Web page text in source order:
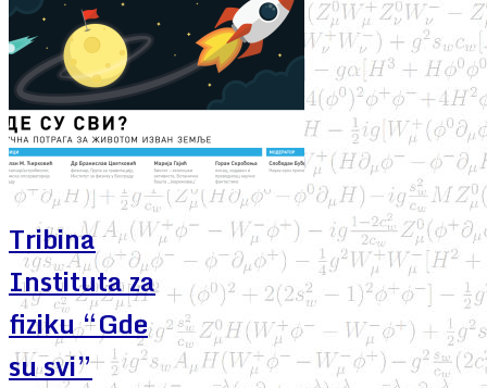
Tribina
Instituta za
fiziku “Gde
su svi”